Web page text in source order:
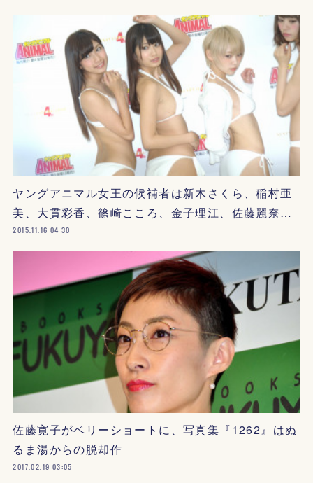
ヤングアニマル女王の候補者は新木さくら、稲村亜
美、大貫彩香、篠崎こころ、金子理江、佐藤麗奈…
2015.11.16 04:30
佐藤寛子がベリーショートに、写真集『1262』はぬ
るま湯からの脱却作
2017.02.19 03:05